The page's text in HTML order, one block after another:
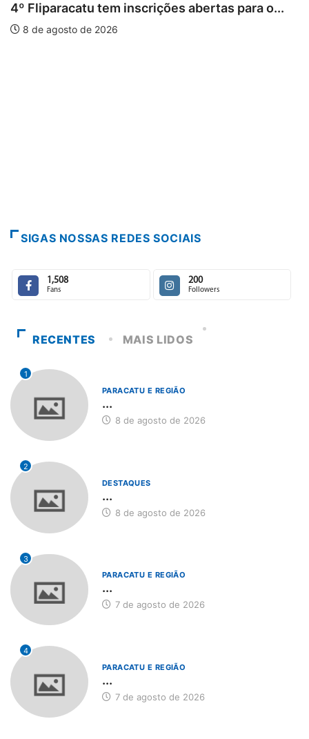
tem inscrições abertas para o...
agosto de 2026
SIGAS NOSSAS REDES SOCIAIS
1,508
Fans
200
Followers
RECENTES MAIS LIDOS
1
PARACATU E REGIÃO
...
8 de agosto de 2026
2
DESTAQUES
...
8 de agosto de 2026
3
PARACATU E REGIÃO
...
7 de agosto de 2026
4
PARACATU E REGIÃO
...
7 de agosto de 2026